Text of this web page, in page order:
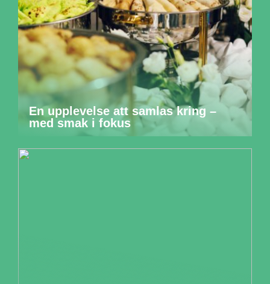
En upplevelse att samlas kring –
med smak i fokus